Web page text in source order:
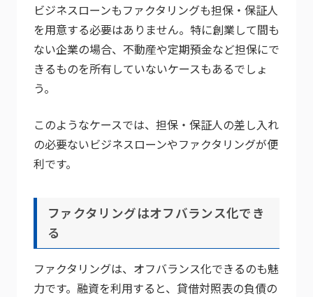
ビジネスローンもファクタリングも担保・保証人
を用意する必要はありません。特に創業して間も
ない企業の場合、不動産や定期預金など担保にで
きるものを所有していないケースもあるでしょ
う。
このようなケースでは、担保・保証人の差し入れ
の必要ないビジネスローンやファクタリングが便
利です。
ファクタリングはオフバランス化でき
る
ファクタリングは、オフバランス化できるのも魅
力です。融資を利用すると、貸借対照表の負債の